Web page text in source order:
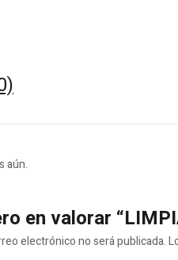
aún.
en valorar
electrónico no será publicada.